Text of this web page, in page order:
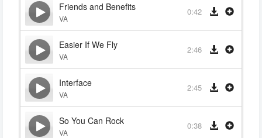
Friends and Benefits
VA
0:42
Easier If We Fly
VA
2:46
Interface
VA
2:45
So You Can Rock
VA
0:38